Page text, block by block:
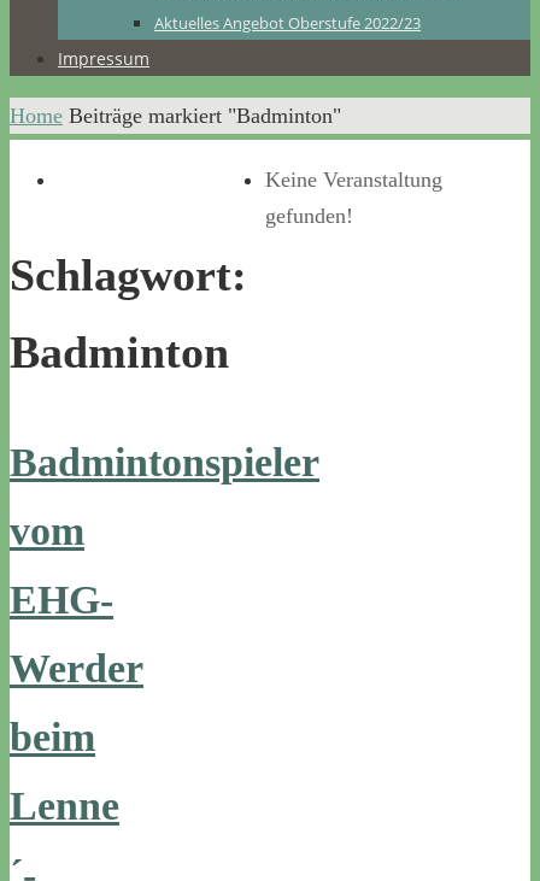
Aktuelles Angebot Oberstufe 2022/23
Impressum
Home Beiträge markiert "Badminton"
Schlagwort:
Badminton
Badmintonspieler
vom
EHG-
Werder
beim
Lenne
Keine Veranstaltung
gefunden!